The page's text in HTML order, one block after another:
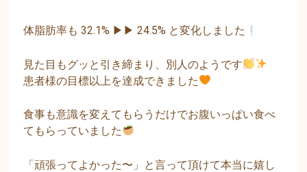
体脂肪率も 32.1% ▶︎▶︎ 24.5% と変化しました
見た目もグッと引き締まり、別人のようです
患者様の目標以上を達成できました
食事も意識を変えてもらうだけでお腹いっぱい食べ
てもらっていました
「頑張ってよかった〜」と言って頂けて本当に嬉し